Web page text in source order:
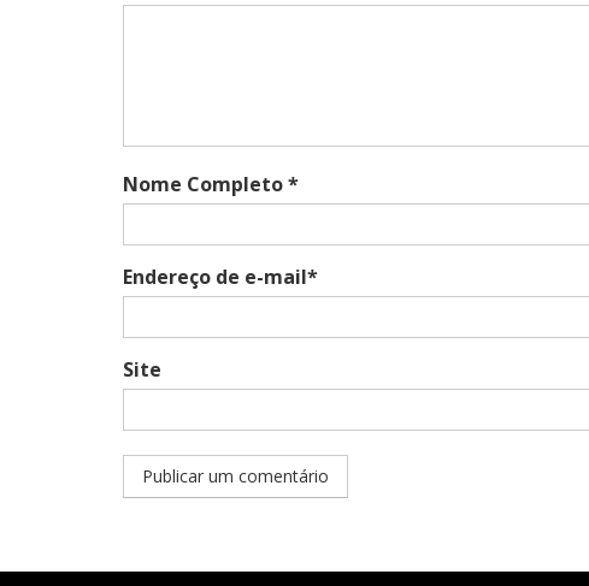
Nome Completo *
Endereço de e-mail*
Site